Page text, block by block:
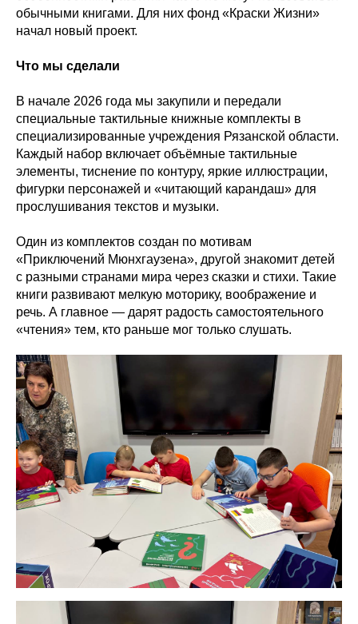
обычными книгами. Для них фонд «Краски Жизни»
начал новый проект.
Что мы сделали
В начале 2026 года мы закупили и передали
специальные тактильные книжные комплекты в
специализированные учреждения Рязанской области.
Каждый набор включает объёмные тактильные
элементы, тиснение по контуру, яркие иллюстрации,
фигурки персонажей и «читающий карандаш» для
прослушивания текстов и музыки.
Один из комплектов создан по мотивам
«Приключений Мюнхгаузена», другой знакомит детей
с разными странами мира через сказки и стихи. Такие
книги развивают мелкую моторику, воображение и
речь. А главное — дарят радость самостоятельного
«чтения» тем, кто раньше мог только слушать.